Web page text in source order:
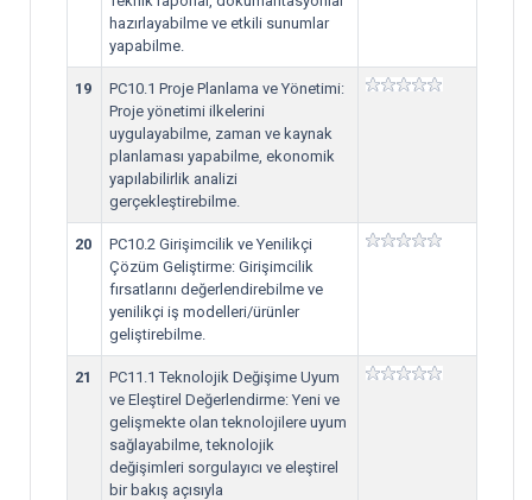
hazırlayabilme ve etkili sunumlar
yapabilme.
19
PC10.1 Proje Planlama ve Yönetimi:
Proje yönetimi ilkelerini
uygulayabilme, zaman ve kaynak
planlaması yapabilme, ekonomik
yapılabilirlik analizi
gerçekleştirebilme.
20
PC10.2 Girişimcilik ve Yenilikçi
Çözüm Geliştirme: Girişimcilik
fırsatlarını değerlendirebilme ve
yenilikçi iş modelleri/ürünler
geliştirebilme.
21
PC11.1 Teknolojik Değişime Uyum
ve Eleştirel Değerlendirme: Yeni ve
gelişmekte olan teknolojilere uyum
sağlayabilme, teknolojik
değişimleri sorgulayıcı ve eleştirel
bir bakış açısıyla